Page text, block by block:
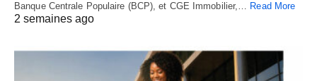
Banque Centrale Populaire (BCP), et CGE Immobilier,… Read More
2 semaines ago